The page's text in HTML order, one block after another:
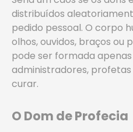
distribuídos
pedido pessoal. O corpo
olhos, ouvidos, braços ou
pode ser formada
administradores,
curar.
O Dom de Profecia